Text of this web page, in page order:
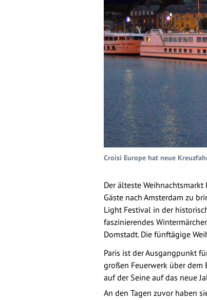
Croisi Europe hat neue
Der älteste
Gäste nach Amsterdam zu
Light Festival in der
faszinierendes
Domstadt. Die fünftägige
Paris ist der Ausgangpunkt
großen Feuerwerk über
auf der Seine auf das neue
An den Tagen zuvor haben